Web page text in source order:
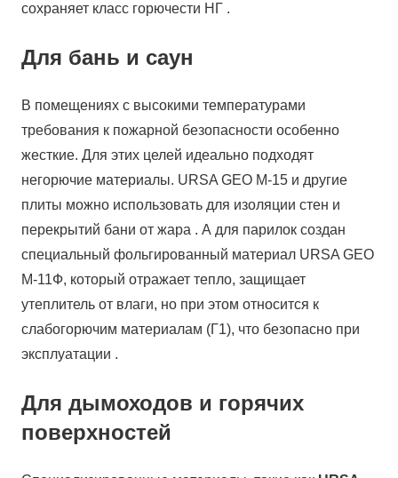
сохраняет класс горючести НГ .
Для бань и саун
В помещениях с высокими температурами
требования к пожарной безопасности особенно
жесткие. Для этих целей идеально подходят
негорючие материалы. URSA GEO М-15 и другие
плиты можно использовать для изоляции стен и
перекрытий бани от жара . А для парилок создан
специальный фольгированный материал URSA GEO
М-11Ф, который отражает тепло, защищает
утеплитель от влаги, но при этом относится к
слабогорючим материалам (Г1), что безопасно при
эксплуатации .
Для дымоходов и горячих
поверхностей